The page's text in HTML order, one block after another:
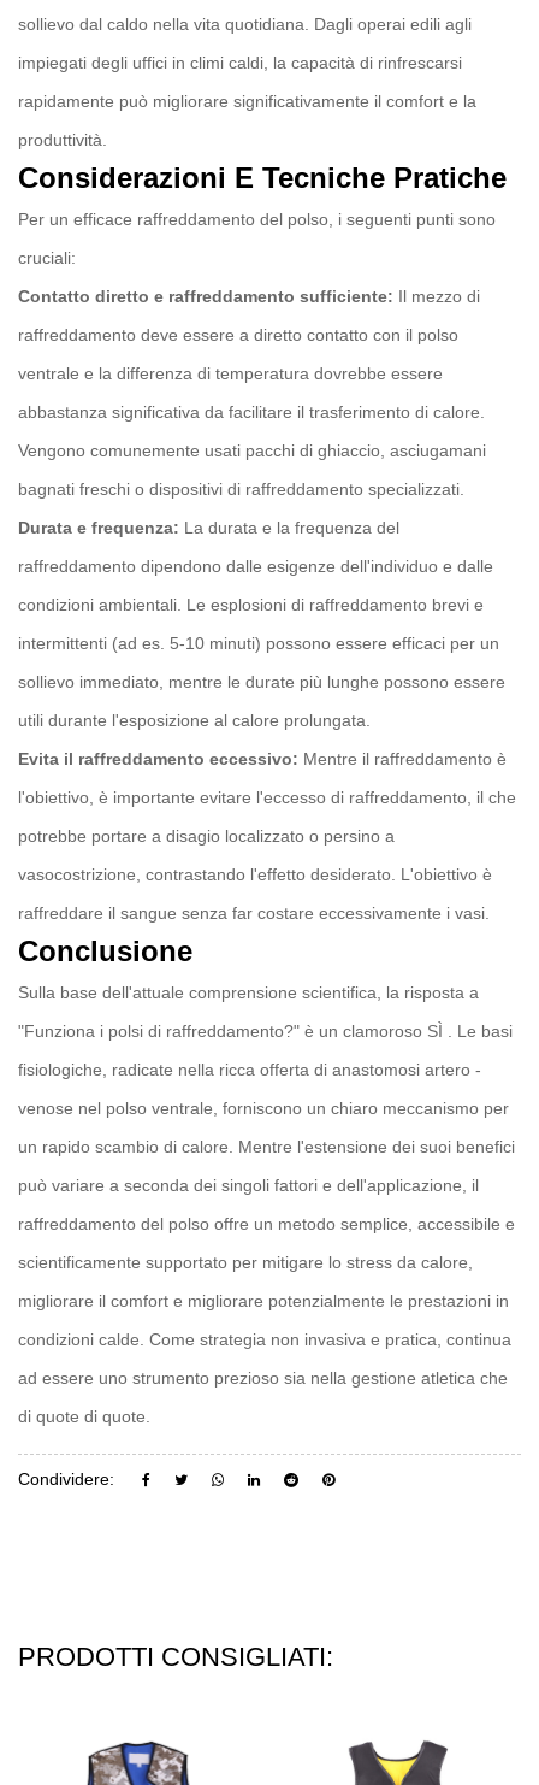
sollievo dal caldo nella vita quotidiana. Dagli operai edili agli
impiegati degli uffici in climi caldi, la capacità di rinfrescarsi
rapidamente può migliorare significativamente il comfort e la
produttività.
Considerazioni E Tecniche Pratiche
Per un efficace raffreddamento del polso, i seguenti punti sono
cruciali:
Contatto diretto e raffreddamento sufficiente: Il mezzo di
raffreddamento deve essere a diretto contatto con il polso
ventrale e la differenza di temperatura dovrebbe essere
abbastanza significativa da facilitare il trasferimento di calore.
Vengono comunemente usati pacchi di ghiaccio, asciugamani
bagnati freschi o dispositivi di raffreddamento specializzati.
Durata e frequenza: La durata e la frequenza del
raffreddamento dipendono dalle esigenze dell'individuo e dalle
condizioni ambientali. Le esplosioni di raffreddamento brevi e
intermittenti (ad es. 5-10 minuti) possono essere efficaci per un
sollievo immediato, mentre le durate più lunghe possono essere
utili durante l'esposizione al calore prolungata.
Evita il raffreddamento eccessivo: Mentre il raffreddamento è
l'obiettivo, è importante evitare l'eccesso di raffreddamento, il che
potrebbe portare a disagio localizzato o persino a
vasocostrizione, contrastando l'effetto desiderato. L'obiettivo è
raffreddare il sangue senza far costare eccessivamente i vasi.
Conclusione
Sulla base dell'attuale comprensione scientifica, la risposta a
"Funziona i polsi di raffreddamento?" è un clamoroso SÌ
. Le basi
fisiologiche, radicate nella ricca offerta di anastomosi artero -
venose nel polso ventrale, forniscono un chiaro meccanismo per
un rapido scambio di calore. Mentre l'estensione dei suoi benefici
può variare a seconda dei singoli fattori e dell'applicazione, il
raffreddamento del polso offre un metodo semplice, accessibile e
scientificamente supportato per mitigare lo stress da calore,
migliorare il comfort e migliorare potenzialmente le prestazioni in
condizioni calde. Come strategia non invasiva e pratica, continua
ad essere uno strumento prezioso sia nella gestione atletica che
di quote di quote.
Condividere:
PRODOTTI CONSIGLIATI: